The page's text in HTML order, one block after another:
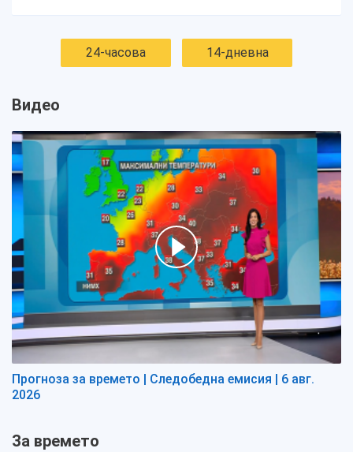
24-часова 14-дневна
Видео
Прогноза за времето | Следобедна емисия | 6 авг.
2026
За времето